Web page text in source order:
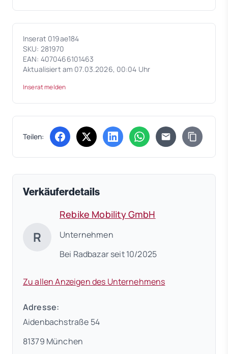
Inserat 019ae184
SKU: 281970
EAN: 4070466101463
Aktualisiert am 07.03.2026, 00:04 Uhr
Inserat melden
Teilen: (öffnet in neuem Tab)
(öffnet in neuem Tab)
(öffnet in neuem Tab)
(öffnet in neuem Tab)
Verkäuferdetails
R
Rebike Mobility GmbH
Unternehmen
Bei Radbazar seit 10/2025
Zu allen Anzeigen des Unternehmens
Adresse:
Aidenbachstraße 54
81379 München